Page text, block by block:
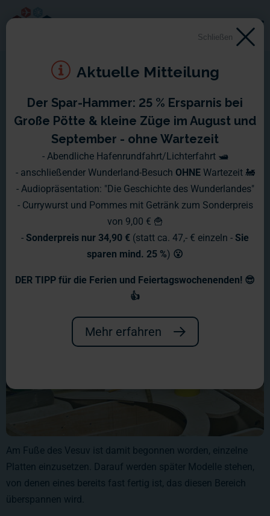
Montag, 21.04. - Sonntag,
27.04.2014
Ein sonniges Wochenende liegt hinter uns und man möchte
eigentlich lieber zuhause bleiben und nicht zur Arbeit gehen.
Aber irgendetwas treibt einen doch wieder in das Miniatur
Wunderland. Ist es vielleicht der Italien-Abschnitt, der sich
von Woche zu Woche verändert?
Am Fuße des Vesuv ist damit begonnen worden, einzelne
Platten einzusetzen. Darauf werden später Modelle stehen,
von denen eines bereits fast fertig ist, das diesen Bereich
überspannen wird.
Schließen
Aktuelle Mitteilung
Der Spar-Hammer: 25 % Ersparnis bei
Große Pötte & kleine Züge im August und
September - ohne Wartezeit
- Abendliche Hafenrundfahrt/Lichterfahrt 🛥️
- anschließender Wunderland-Besuch OHNE Wartezeit 🚂
- Audiopräsentation: "Die Geschichte des Wunderlandes"
- Currywurst und Pommes mit Getränk zum Sonderpreis
von 9,00 € 🍟
- Sonderpreis nur 34,90 € (statt ca. 47,- € einzeln - Sie
sparen mind. 25 %) 😮
DER TIPP für die Ferien und Feiertagswochenenden! 😎
👍
Mehr erfahren